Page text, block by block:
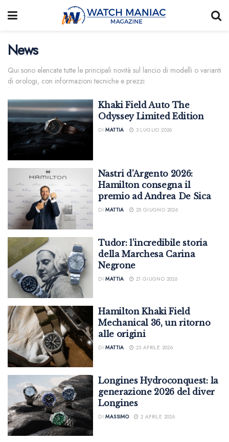
News
Qui sono elencate tutte le principali novità sul lancio di modelli o varianti
di orologi, con informazioni tecniche e prezzi
Khaki Field Auto The
Odyssey Limited Edition
DI MATTIA 3 LUGLIO 2026
Nastri d’Argento 2026:
Hamilton consegna il
premio ad Andrea De Sica
DI MATTIA 25 GIUGNO 2026
Tudor: l’incredibile storia
della Marchesa Carina
Negrone
DI MATTIA 21 GIUGNO 2026
Hamilton Khaki Field
Mechanical 36, un ritorno
alle origini
DI MATTIA 23 APRILE 2026
Longines Hydroconquest: la
generazione 2026 del diver
Longines
DI MASSIMO 2 APRILE 2026